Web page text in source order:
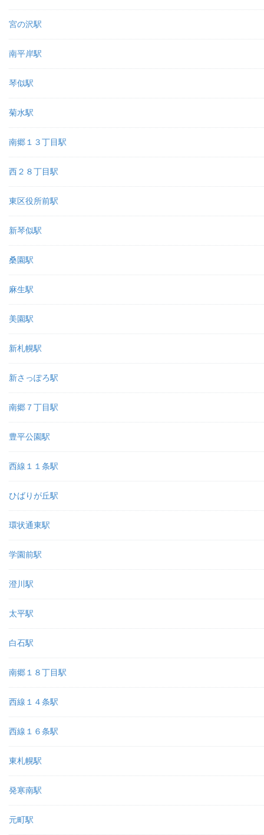
宮の沢駅
南平岸駅
琴似駅
菊水駅
南郷１３丁目駅
西２８丁目駅
東区役所前駅
新琴似駅
桑園駅
麻生駅
美園駅
新札幌駅
新さっぽろ駅
南郷７丁目駅
豊平公園駅
西線１１条駅
ひばりが丘駅
環状通東駅
学園前駅
澄川駅
太平駅
白石駅
南郷１８丁目駅
西線１４条駅
西線１６条駅
東札幌駅
発寒南駅
元町駅